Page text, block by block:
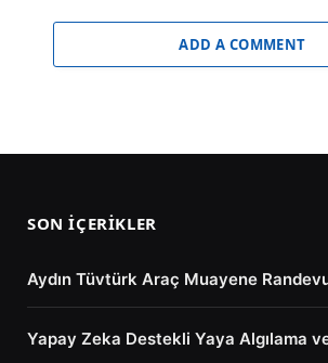
ADD A COMMENT
SON İÇERIKLER
Aydın Tüvtürk Araç Muayene
Yapay Zeka Destekli Yaya Algılama